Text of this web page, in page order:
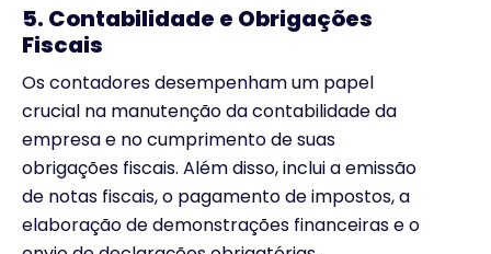
5. Contabilidade e Obrigações
Fiscais
Os contadores desempenham um papel
crucial na manutenção da contabilidade da
empresa e no cumprimento de suas
obrigações fiscais. Além disso, inclui a emissão
de notas fiscais, o pagamento de impostos, a
elaboração de demonstrações financeiras e o